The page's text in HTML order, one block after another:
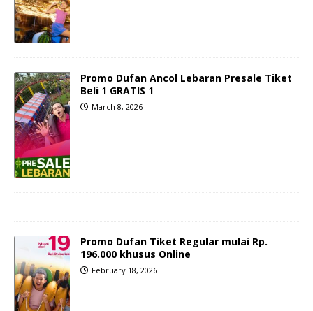
Promo Dufan Ancol Lebaran Presale Tiket
Beli 1 GRATIS 1
March 8, 2026
Promo Dufan Tiket Regular mulai Rp.
196.000 khusus Online
February 18, 2026